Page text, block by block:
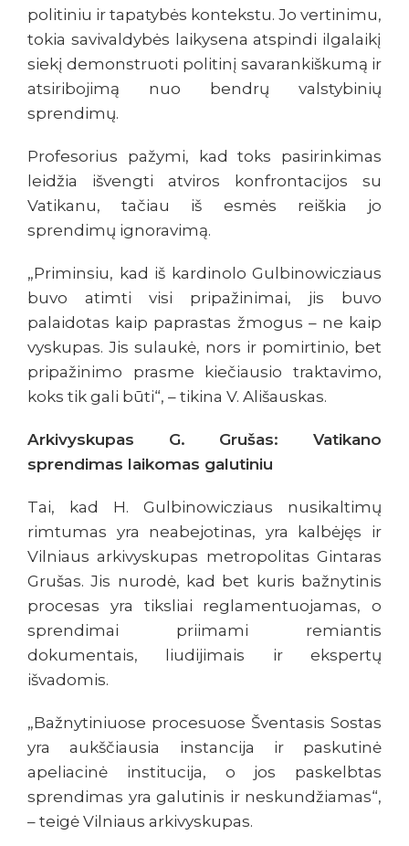
politiniu ir tapatybės kontekstu. Jo vertinimu,
tokia savivaldybės laikysena atspindi ilgalaikį
siekį demonstruoti politinį savarankiškumą ir
atsiribojimą nuo bendrų valstybinių
sprendimų.
Profesorius pažymi, kad toks pasirinkimas
leidžia išvengti atviros konfrontacijos su
Vatikanu, tačiau iš esmės reiškia jo
sprendimų ignoravimą.
„Priminsiu, kad iš kardinolo Gulbinowicziaus
buvo atimti visi pripažinimai, jis buvo
palaidotas kaip paprastas žmogus – ne kaip
vyskupas. Jis sulaukė, nors ir pomirtinio, bet
pripažinimo prasme kiečiausio traktavimo,
koks tik gali būti“, – tikina V. Ališauskas.
Arkivyskupas G. Grušas: Vatikano
sprendimas laikomas galutiniu
Tai, kad H. Gulbinowicziaus nusikaltimų
rimtumas yra neabejotinas, yra kalbėjęs ir
Vilniaus arkivyskupas metropolitas Gintaras
Grušas. Jis nurodė, kad bet kuris bažnytinis
procesas yra tiksliai reglamentuojamas, o
sprendimai priimami remiantis
dokumentais, liudijimais ir ekspertų
išvadomis.
„Bažnytiniuose procesuose Šventasis Sostas
yra aukščiausia instancija ir paskutinė
apeliacinė institucija, o jos paskelbtas
sprendimas yra galutinis ir neskundžiamas“,
– teigė Vilniaus arkivyskupas.